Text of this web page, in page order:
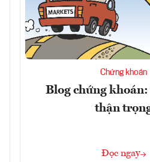
Chứng khoán
Blog chứng khoán:
thận
Đọc ngay